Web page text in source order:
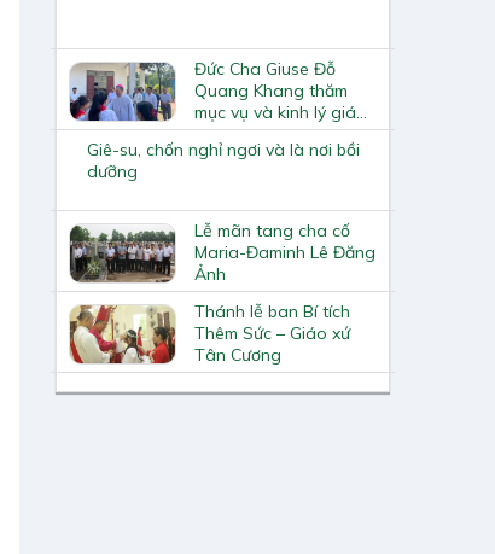
Đức Cha Giuse Đỗ
Quang Khang thăm
mục vụ và kinh lý giáo
xứ Dân Trù
Giê-su, chốn nghỉ ngơi và là nơi bồi
dưỡng
Lễ mãn tang cha cố
Maria-Đaminh Lê Đăng
Ảnh
Thánh lễ ban Bí tích
Thêm Sức – Giáo xứ
Tân Cương